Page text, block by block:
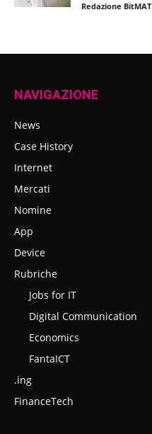
Redazione BitMAT
NAVIGAZIONE
News
Case History
Internet
Mercati
Nomine
App
Device
Rubriche
Jobs for IT
Digital Communication
Economics
FantaICT
.ing
FinanceTech